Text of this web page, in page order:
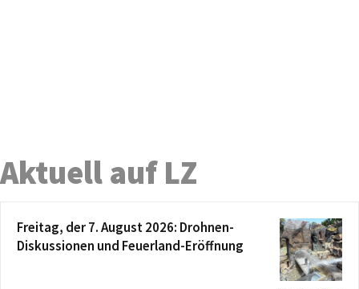
Aktuell auf LZ
Freitag, der 7. August 2026: Drohnen-
Diskussionen und Feuerland-Eröffnung